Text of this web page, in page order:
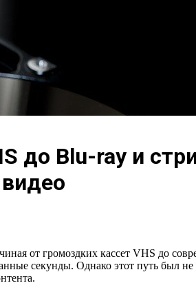
до Blu-ray и
от громоздких кассет VHS до
секунды. Однако этот путь был